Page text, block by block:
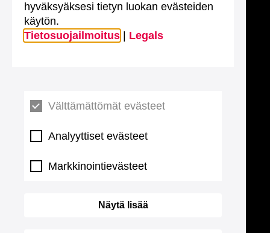
hyväksyäksesi tietyn luokan evästeiden
käytön.
Tietosuojailmoitus
Legals
Välttämättömät evästeet
Analyyttiset evästeet
Markkinointievästeet
Näytä lisää